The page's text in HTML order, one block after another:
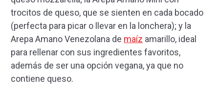
trocitos de queso, que se sienten en cada bocado
(perfecta para picar o llevar en la lonchera); y la
Arepa Amano Venezolana de maíz amarillo, ideal
para rellenar con sus ingredientes favoritos,
además de ser una opción vegana, ya que no
contiene queso.